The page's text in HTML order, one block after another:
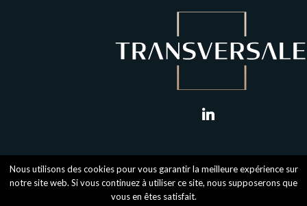
linkedin
-RGPD- Transversale © 2018
Nous utilisons des cookies pour vous garantir la meilleure expérience sur
notre site web. Si vous continuez à utiliser ce site, nous supposerons que
vous en êtes satisfait.